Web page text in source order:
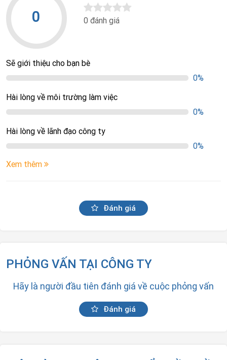
0 0 đánh giá
Sẽ giới thiệu cho bạn bè
0%
Hài lòng về môi trường làm việc
0%
Hài lòng về lãnh đạo công ty
0%
Xem thêm
Đánh giá
PHỎNG VẤN TẠI CÔNG TY
Hãy là người đầu tiên đánh giá về cuộc phỏng vấn
Đánh giá